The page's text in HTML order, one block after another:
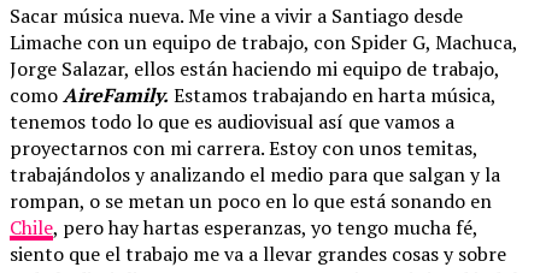
Sacar música nueva. Me vine a vivir a Santiago desde
Limache con un equipo de trabajo, con Spider G, Machuca,
Jorge Salazar, ellos están haciendo mi equipo de trabajo,
comoAireFamily. Estamos trabajando en harta música,
tenemos todo lo que es audiovisual así que vamos a
proyectarnos con mi carrera. Estoy con unos temitas,
trabajándolos y analizando el medio para que salgan y la
rompan, o se metan un poco en lo que está sonando en
Chile, pero hay hartas esperanzas, yo tengo mucha fé,
siento que el trabajo me va a llevar grandes cosas y sobre